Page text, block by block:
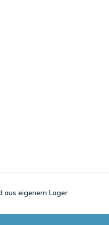
aus eigenem Lager